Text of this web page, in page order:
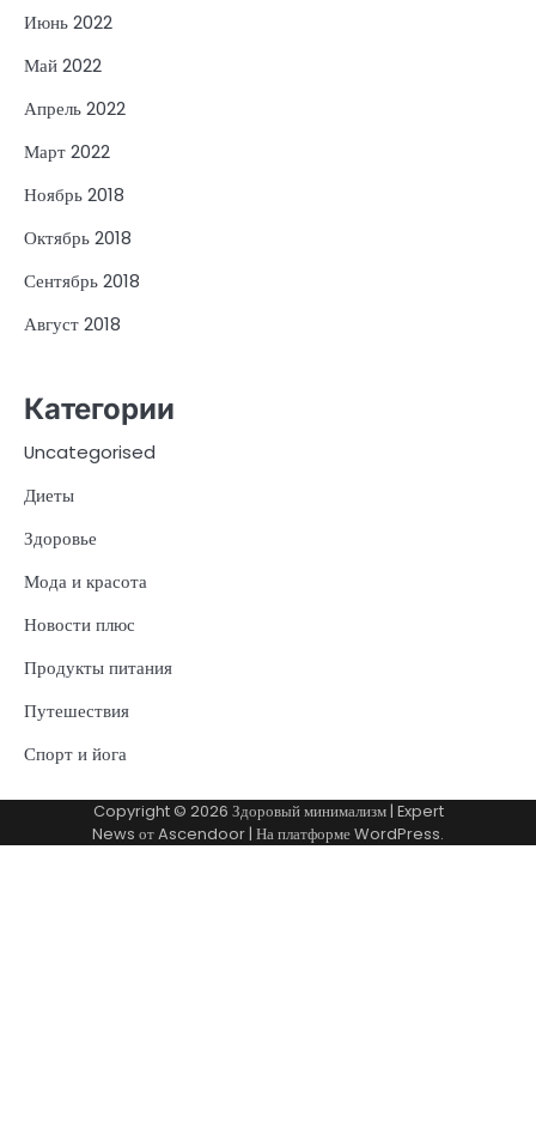
Июнь 2022
Май 2022
Апрель 2022
Март 2022
Ноябрь 2018
Октябрь 2018
Сентябрь 2018
Август 2018
Категории
Uncategorised
Диеты
Здоровье
Мода и красота
Новости плюс
Продукты питания
Путешествия
Спорт и йога
Copyright © 2026 Здоровый минимализм| Expert
News отAscendoor| На платформеWordPress.